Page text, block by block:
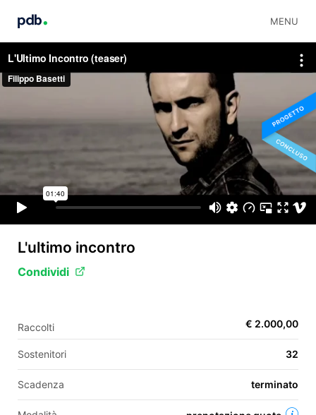
MENU
EN
L'ultimo incontro
Condividi
Raccolti € 2.000,00
Sostenitori 32
Scadenza terminato